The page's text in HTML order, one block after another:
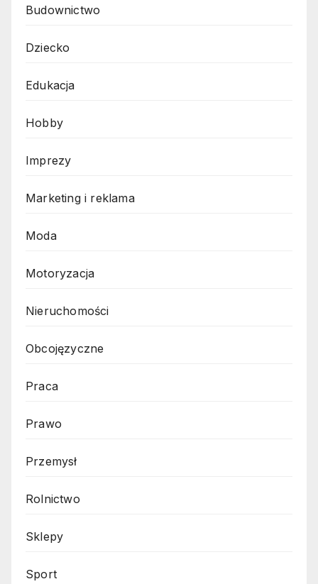
Budownictwo
Dziecko
Edukacja
Hobby
Imprezy
Marketing i reklama
Moda
Motoryzacja
Nieruchomości
Obcojęzyczne
Praca
Prawo
Przemysł
Rolnictwo
Sklepy
Sport